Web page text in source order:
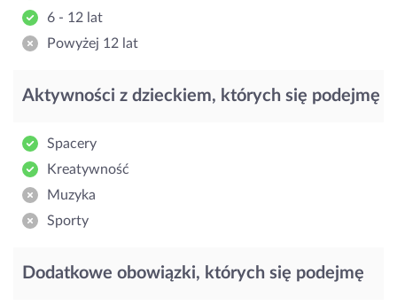
6 - 12 lat
Powyżej 12 lat
Aktywności z dzieckiem, których się podejmę
Spacery
Kreatywność
Muzyka
Sporty
Dodatkowe obowiązki, których się podejmę